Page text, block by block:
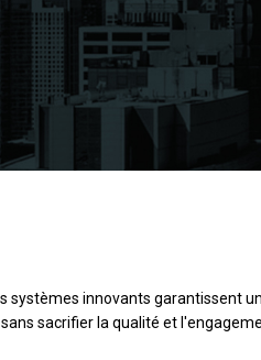
systèmes innovants garantissent
sacrifier la qualité et